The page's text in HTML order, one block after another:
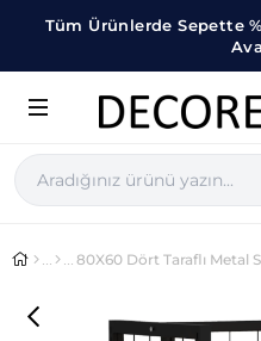
Tüm Ürünlerde Sepette